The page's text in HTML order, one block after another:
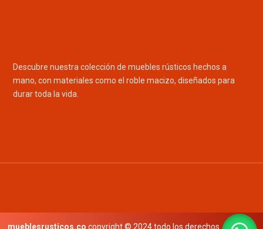
Descubre nuestra colección de muebles rústicos hechos a
mano, con materiales como el roble macizo, diseñados para
durar toda la vida.
mueblesrusticos.co copyright © 2024 todo los derechos